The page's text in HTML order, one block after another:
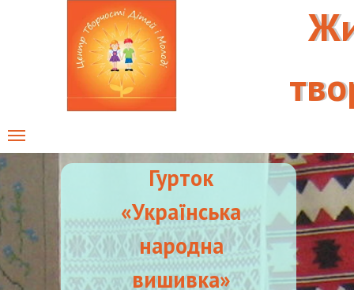
Гурток
«Українська
народна
вишивка»